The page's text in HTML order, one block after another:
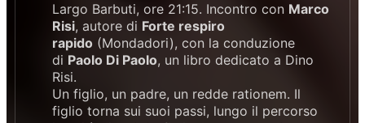
Largo Barbuti, ore 21:15. Incontro con Marco
Risi, autore di Forte respiro
rapido (Mondadori), con la conduzione
di Paolo Di Paolo, un libro dedicato a Dino
Risi.
Un figlio, un padre, un redde rationem. Il
figlio torna sui suoi passi, lungo il percorso